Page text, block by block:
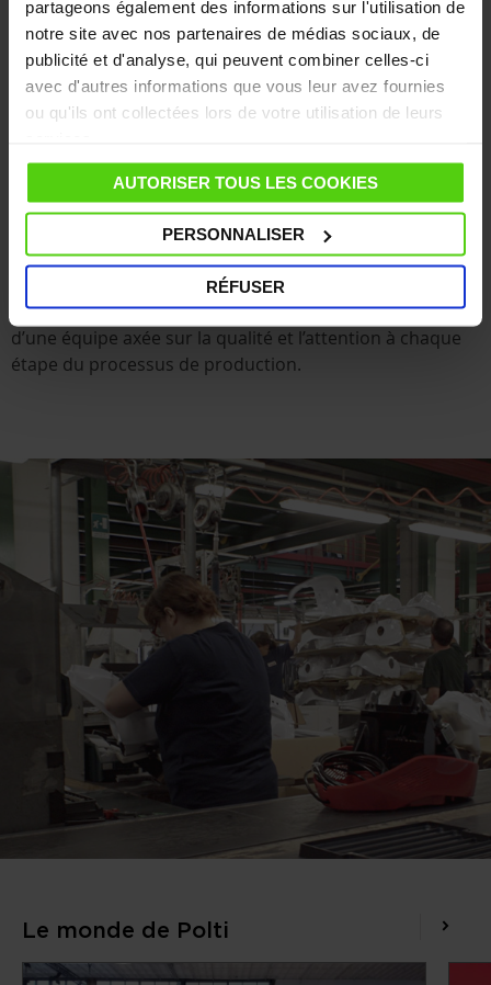
partageons également des informations sur l'utilisation de
notre site avec nos partenaires de médias sociaux, de
publicité et d'analyse, qui peuvent combiner celles-ci
avec d'autres informations que vous leur avez fournies
ou qu'ils ont collectées lors de votre utilisation de leurs
AUTORISER TOUS LES COOKIES
PERSONNALISER
RÉFUSER
Qualité italienne
nous mettons l’expérience que nous accumulons
chaque jour au profit de notre technologie. Les
appareils conçus et fabriqués en Italie sont assemblés
sur le site de production historique de Polti à
Bulgarograsso, dans la province de Côme, et
contiennent tout le savoir-faire et les compétences
d’une équipe axée sur la qualité et l’attention à chaque
étape du processus de production.
Le monde de Polti